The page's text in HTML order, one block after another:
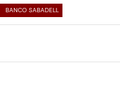
BANCO SABADELL